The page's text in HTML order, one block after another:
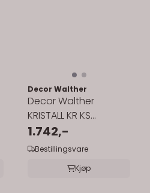
Decor Walther
Decor Walther
KRISTALL KR KS
såpeholder
1.742,-
Bestillingsvare
Kjøp